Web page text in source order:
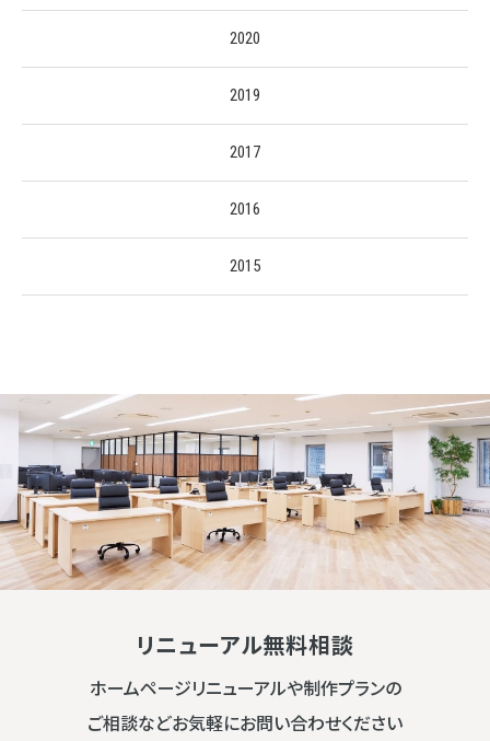
2020
2019
2017
2016
2015
リニューアル無料相談
ホームページリニューアルや制作プランの
ご相談などお気軽にお問い合わせください